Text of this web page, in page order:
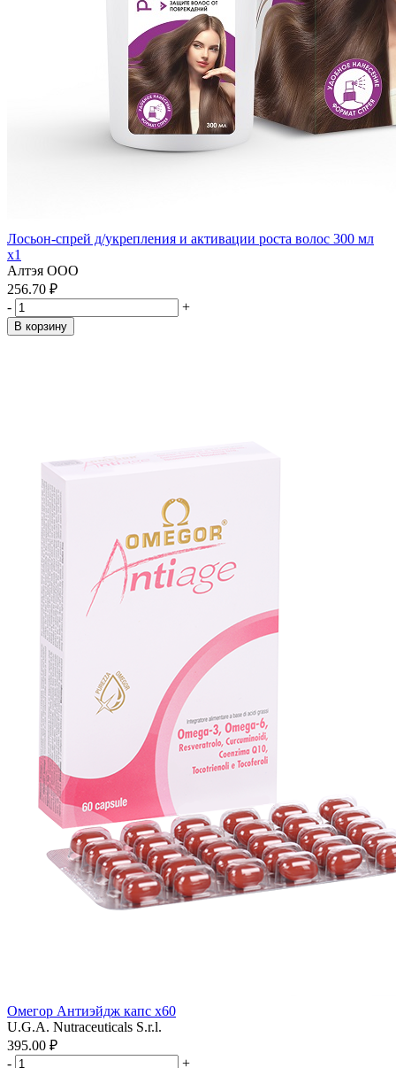
Лосьон-спрей д/укрепления и активации роста волос 300 мл
x1
Алтэя ООО
256.70 ₽
-
+
В корзину
Омегор Антиэйдж капс x60
U.G.A. Nutraceuticals S.r.l.
395.00 ₽
-
+